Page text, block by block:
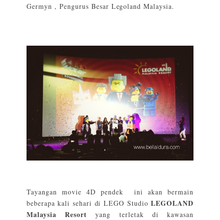
Germyn , Pengurus Besar Legoland Malaysia.
Tayangan movie 4D pendek ini akan bermain
beberapa kali sehari di LEGO StudioLEGOLAND
Malaysia Resort yang terletak di kawasan